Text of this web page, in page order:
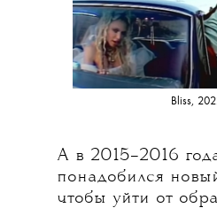
Bliss,
А в 2015–2016
понадобился
чтобы уйти от